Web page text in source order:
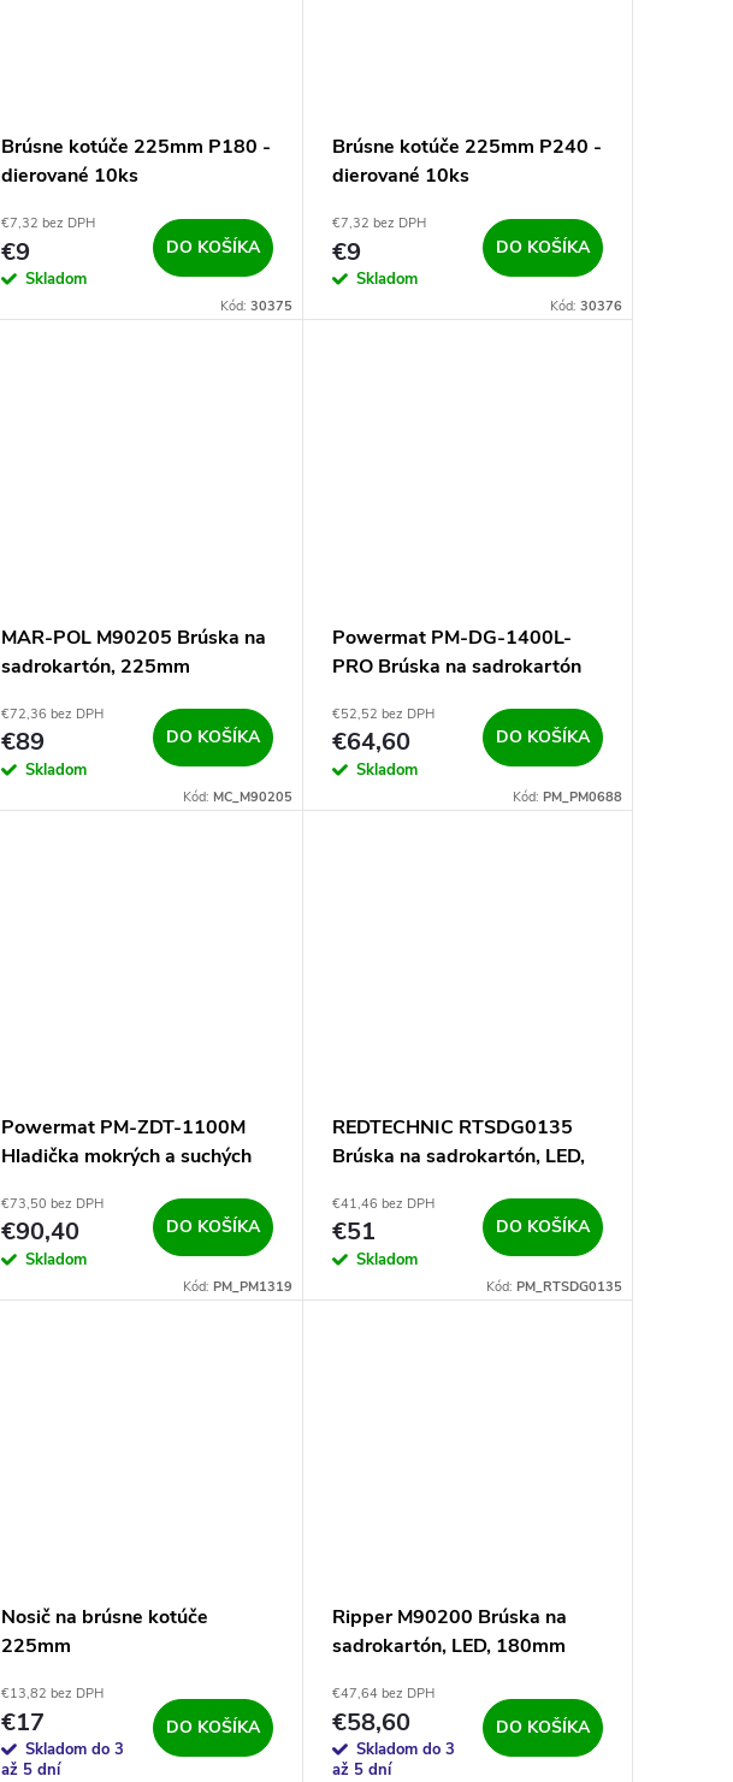
Brúsne kotúče 225mm P180 -
dierované 10ks
€7,32 bez DPH
€9
Skladom
DO KOŠÍKA
Kód: 30375
Brúsne kotúče 225mm P240 -
dierované 10ks
€7,32 bez DPH
€9
Skladom
DO KOŠÍKA
Kód: 30376
MAR-POL M90205 Brúska na
sadrokartón, 225mm
€72,36 bez DPH
€89
Skladom
DO KOŠÍKA
Kód: MC_M90205
Powermat PM-DG-1400L-
PRO Brúska na sadrokartón
€52,52 bez DPH
€64,60
Skladom
DO KOŠÍKA
Kód: PM_PM0688
Powermat PM-ZDT-1100M
Hladička mokrých a suchých
€73,50 bez DPH
€90,40
Skladom
DO KOŠÍKA
Kód: PM_PM1319
REDTECHNIC RTSDG0135
Brúska na sadrokartón, LED,
€41,46 bez DPH
€51
Skladom
DO KOŠÍKA
Kód: PM_RTSDG0135
Nosič na brúsne kotúče
225mm
€13,82 bez DPH
€17
Skladom do 3
až 5 dní
DO KOŠÍKA
Ripper M90200 Brúska na
sadrokartón, LED, 180mm
€47,64 bez DPH
€58,60
Skladom do 3
až 5 dní
DO KOŠÍKA